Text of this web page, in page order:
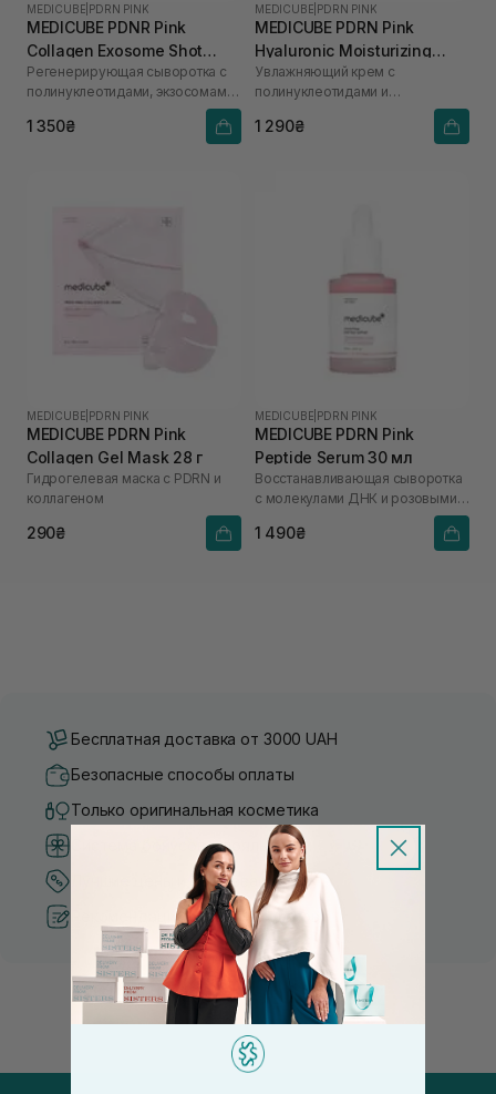
MEDICUBE PDRN PINK
MEDICUBE PDNR Pink
Collagen Exosome Shot
7500 30 мл
Регенерирующая сыворотка с
полинуклеотидами, экзосомами
1 350₴
MEDICUBE PDRN PINK
MEDICUBE PDRN Pink
Hyaluronic Moisturizing
Cream 50 мл
Увлажняющий крем с
полинуклеотидами и
1 290₴
MEDICUBE PDRN PINK
MEDICUBE PDRN Pink
Collagen Gel Mask 28 г
Гидрогелевая маска с PDRN и
коллагеном
290₴
MEDICUBE PDRN PINK
MEDICUBE PDRN Pink
Peptide Serum 30 мл
Восстанавливающая сыворотка
с молекулами ДНК и розовыми
1 490₴
Бесплатная доставка от 3000 UAH
Безопасные способы оплаты
Только оригинальная косметика
Система бонусов и лояльности
Лучшие цены и топ товары
Рекомендации от косметологов